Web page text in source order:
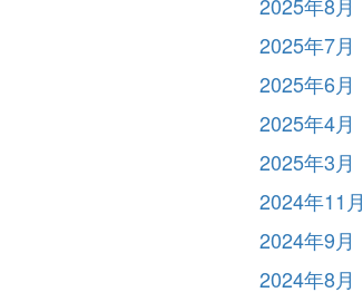
2025年7月
2025年6月
2025年4月
2025年3月
2024年11月
2024年9月
2024年8月